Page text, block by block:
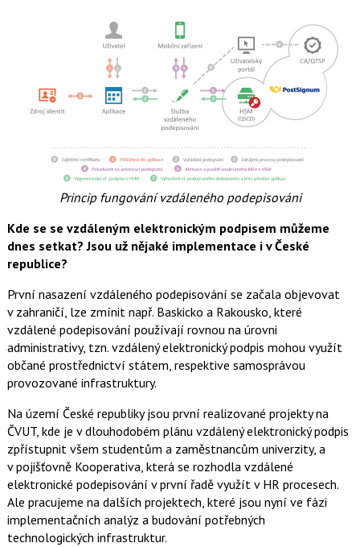
Princip fungování vzdáleného podepisováni
Kde se se vzdáleným elektronickým podpisem můžeme
dnes setkat? Jsou už nějaké implementace i v České
republice?
První nasazení vzdáleného podepisování se začala objevovat
v zahraničí, lze zmínit např. Baskicko a Rakousko, které
vzdálené podepisování používají rovnou na úrovni
administrativy, tzn. vzdálený elektronický podpis mohou využít
občané prostřednictví státem, respektive samosprávou
provozované infrastruktury.
Na území České republiky jsou první realizované projekty na
ČVUT, kde je v dlouhodobém plánu vzdálený elektronický podpis
zpřístupnit všem studentům a zaměstnancům univerzity, a
v pojišťovně Kooperativa, která se rozhodla vzdálené
elektronické podepisování v první řadě využít v HR procesech.
Ale pracujeme na dalších projektech, které jsou nyní ve fázi
implementačních analýz a budování potřebných
technologických infrastruktur.